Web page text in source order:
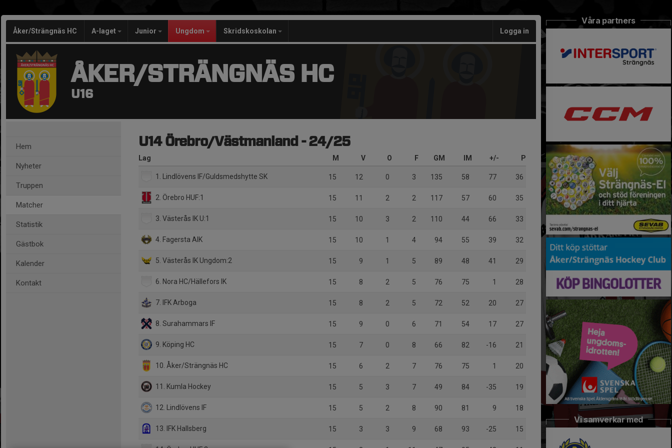
Åker/Strängnäs HC A-laget Junior Ungdom Skridskoskolan Logga in
ÅKER/STRÄNGNÄS HC
U16
Hem
Nyheter
Truppen
Matcher
Statistik
Gästbok
Kalender
Kontakt
U14 Örebro/Västmanland - 24/25
Lag M V O F GM IM +/- P
1. Lindlövens IF/Guldsmedshytte SK 15 12 0 3 135 58 77 36
2. Örebro HUF:1 15 11 2 2 117 57 60 35
3. Västerås IK U:1 15 10 3 2 110 44 66 33
4. Fagersta AIK 15 10 1 4 94 55 39 32
5. Västerås IK Ungdom:2 15 9 1 5 89 48 41 29
6. Nora HC/Hällefors IK 15 8 2 5 76 75 1 28
7. IFK Arboga 15 8 2 5 72 52 20 27
8. Surahammars IF 15 9 0 6 71 54 17 27
9. Köping HC 15 7 0 8 66 82 -16 21
10. Åker/Strängnäs HC 15 6 2 7 76 75 1 20
11. Kumla Hockey 15 5 3 7 49 84 -35 19
12. Lindlövens IF 15 5 2 8 90 81 9 18
13. IFK Hallsberg 15 3 3 9 68 93 -25 15
Våra partners
Vi samverkar med